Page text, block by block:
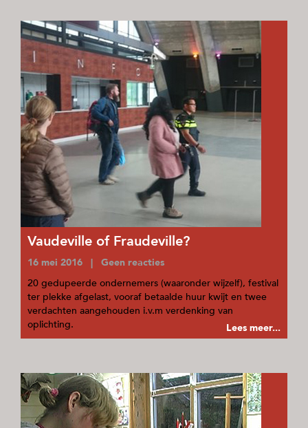
Vaudeville of Fraudeville?
16 mei 2016 | Geen reacties
20 gedupeerde ondernemers (waaronder wijzelf), festival
ter plekke afgelast, vooraf betaalde huur kwijt en twee
verdachten aangehouden i.v.m verdenking van
oplichting.
Lees meer...